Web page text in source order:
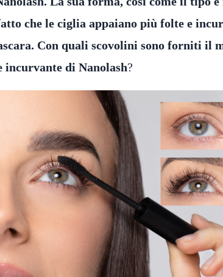
che le ciglia appaiano più folte e
Con quali scovolini sono forniti il
incurvante di Nanolash?